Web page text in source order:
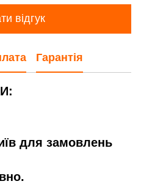
відгук
Гарантія
для замовлень